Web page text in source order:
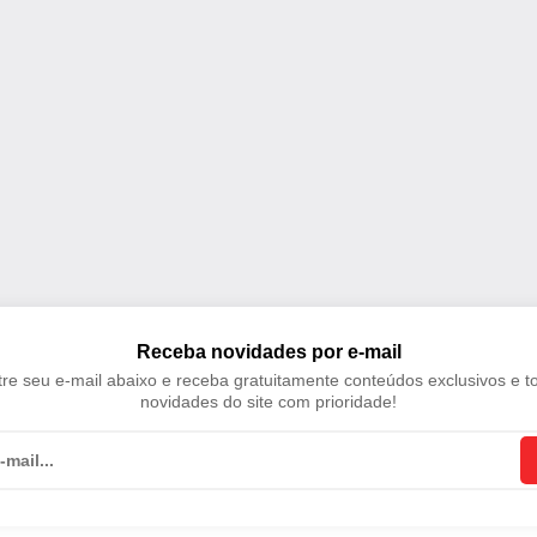
Receba novidades por e-mail
seu e-mail abaixo e receba gratuitamente conteúdos exclusivos e
novidades do site com prioridade!